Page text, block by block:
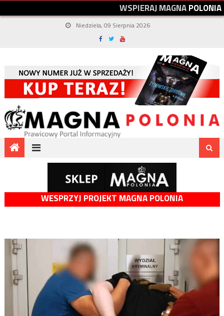
WSPIERAJMAGNAPOLONIA
Niedziela, 09 Sierpnia 2026
WESPRZYJ PROJEKT MAGNA POLONIA